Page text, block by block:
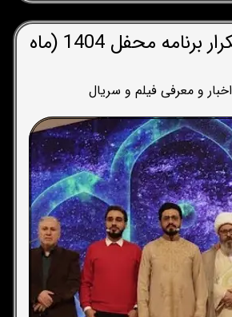
زمان پخش و تکرار برنامه محفل 1404 (ماه
اخبار و معرفی فیلم و سریال